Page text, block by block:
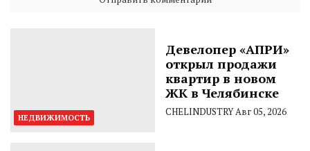
НЕДВИЖИМОСТЬ
Девелопер «АПРИ»
открыл продажи
квартир в новом
ЖК в Челябинске
CHELINDUSTRYАвг 05, 2026